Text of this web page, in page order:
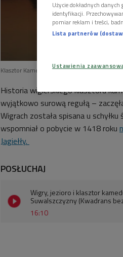
Klasztor Kamedułów jest wizytówką
Historia wigierskiego klasztoru
wyjątkowo surową regułą –
Wigrach została spisana u
wspomniał o pobycie w 1418 roku
Jagiełły.
POSŁUCHAJ
16:10
Wigry, jezioro i klasztor
Suwalszczyzny (Kwadrans
Użycie dokładnych
identyfikacji.
pomiar reklam i treści,
Lista partnerów
Ustawienia